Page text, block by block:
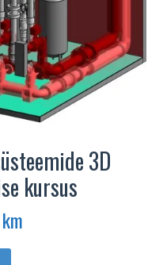
3D
kursus
Sellel